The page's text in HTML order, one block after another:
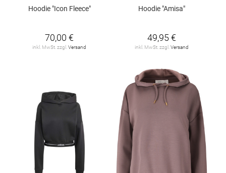
Hoodie "Icon Fleece"
70,00 €
inkl. MwSt. zzgl. Versand
Hoodie "Amisa"
49,95 €
inkl. MwSt. zzgl. Versand